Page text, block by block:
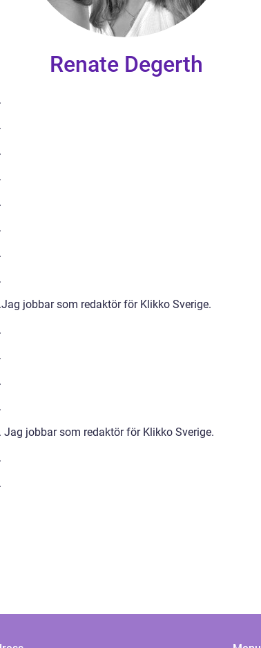
Renate Degerth
jobbar som redaktör för Klikko Sverige.
jobbar som redaktör för Klikko Sverige.